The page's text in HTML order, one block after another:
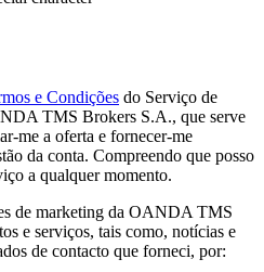
e Condições do Serviço de
TMS Brokers S.A., que serve
me a oferta e fornecer-me
da conta. Compreendo que posso
a qualquer momento.
de marketing da OANDA TMS
e serviços, tais como, notícias e
de contacto que forneci, por: